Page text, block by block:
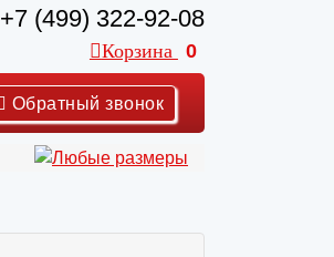
+7 (499) 322-92-08
Корзина 0
Обратный звонок